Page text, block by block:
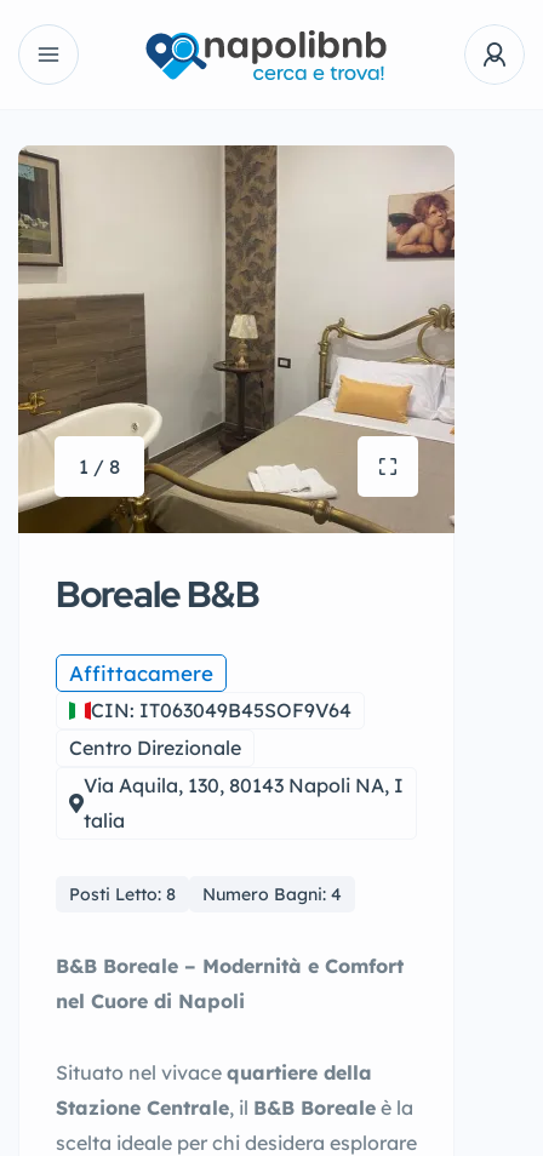
1 / 8
Boreale B&B
Affittacamere
CIN: IT063049B45SOF9V64
Centro Direzionale
Via Aquila, 130, 80143 Napoli NA, I
talia
Posti Letto: 8 Numero Bagni: 4
B&B Boreale – Modernità e Comfort
nel Cuore di Napoli
Situato nel vivace quartiere della
Stazione Centrale, il B&B Boreale è la
scelta ideale per chi desidera esplorare